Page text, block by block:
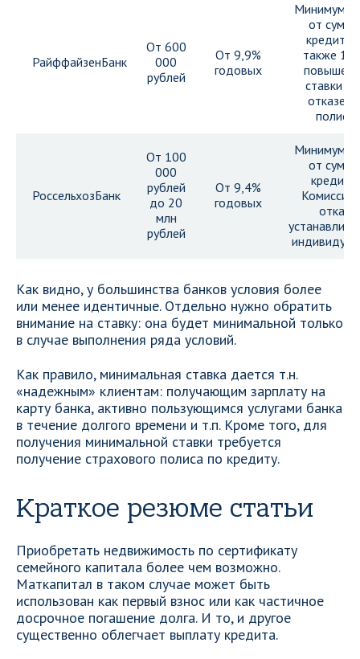
РайффайзенБанк
От 600
000
рублей
От 9,9%
годовых
Минимум
от суммы
кредита,
также
ставки
отказе
полиса
РоссельхозБанк
От 100
000
рублей
до 20
млн
рублей
От 9,4%
годовых
Минимум
от суммы
кредита.
Комиссия
отказ
Как видно, у большинства банков условия более
или менее идентичные. Отдельно нужно обратить
внимание на ставку: она будет минимальной только
в случае выполнения ряда условий.
Как правило, минимальная ставка дается т.н.
«надежным» клиентам: получающим зарплату на
карту банка, активно пользующимся услугами банка
в течение долгого времени и т.п. Кроме того, для
получения минимальной ставки требуется
получение страхового полиса по кредиту.
Краткое резюме статьи
Приобретать недвижимость по сертификату
семейного капитала более чем возможно.
Маткапитал в таком случае может быть
использован как первый взнос или как частичное
досрочное погашение долга. И то, и другое
существенно облегчает выплату кредита.